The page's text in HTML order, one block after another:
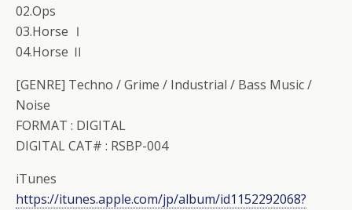
02.Ops
03.Horse Ⅰ
04.Horse Ⅱ
[GENRE] Techno / Grime / Industrial / Bass Music /
Noise
FORMAT : DIGITAL
DIGITAL CAT# : RSBP-004
iTunes
https://itunes.apple.com/jp/album/id1152292068?